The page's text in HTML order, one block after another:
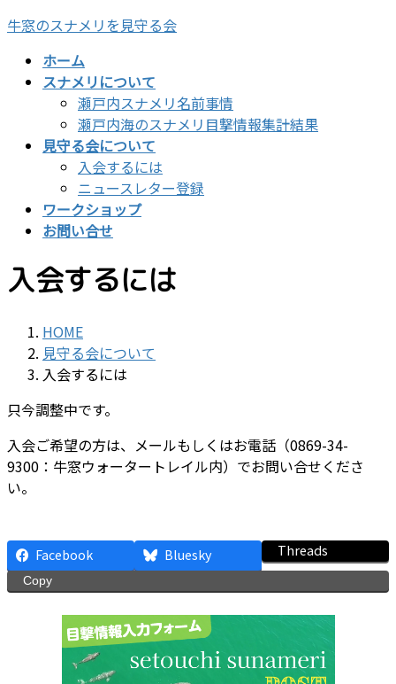
コ
ナ
牛窓のスナメリを見守る会
ホーム
スナメリについて
瀬戸内スナメリ名前事情
瀬戸内海のスナメリ目撃情報集計結果
見守る会について
入会するには
ニュースレター登録
ワークショップ
お問い合せ
入会するには
HOME
見守る会について
入会するには
只今調整中です。
入会ご希望の方は、メールもしくはお電話（0869-34-
9300：牛窓ウォータートレイル内）でお問い合せくださ
い。
Facebook Bluesky Threads
Copy